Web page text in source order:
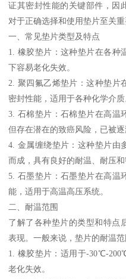
证其密封性能的关键部件，因
对于正确选择和使用垫片至关重
一、常见垫片类型及特点
1. 橡胶垫片：这种垫片在各种
下容易老化失效。
2. 聚四氟乙烯垫片：这种垫片
密封性能，适用于各种化学介质
3. 石棉垫片：石棉垫片在高温
但存在潜在的致癌风险，已被逐
4. 金属缠绕垫片：这种垫片由
而成，具有良好的耐温、耐压和
5. 石墨垫片：石墨垫片在高温
能，适用于高温高压系统。
二、耐温范围
了解了各种垫片的类型和特点
表现。一般来说，垫片的耐温
1. 橡胶垫片：适用于-30℃-
老化失效。